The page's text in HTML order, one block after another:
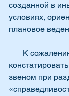
созданной в
условиях,
плановое
звеном при